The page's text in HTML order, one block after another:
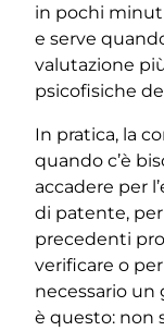
in pochi
e serve
valutazione
psicofisiche
In pratica, la
quando c’è
accadere per
di patente,
precedenti
verificare o
necessario un
è questo: non